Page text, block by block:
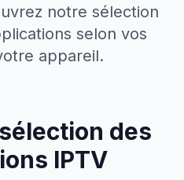
notre sélection
selon vos
appareil.
des
IPTV